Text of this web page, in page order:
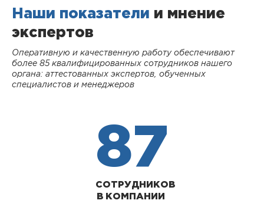
Наши показатели и мнение
экспертов
Оперативную и качественную работу обеспечивают
более 85 квалифицированных сотрудников нашего
органа: аттестованных экспертов, обученных
специалистов и менеджеров
87
СОТРУДНИКОВ
В КОМПАНИИ